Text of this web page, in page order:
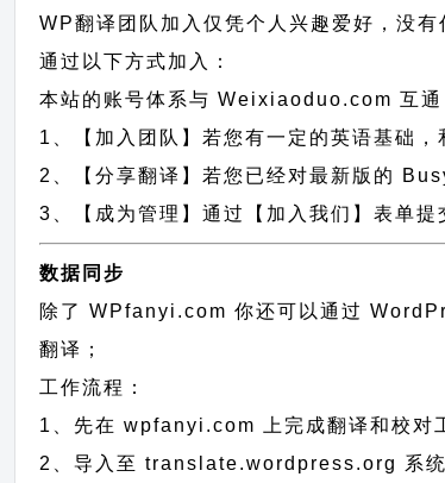
WP翻译团队加入仅凭个人兴趣爱好，没
通过以下方式加入：
本站的账号体系与Weixiaoduo.com 互
1、【加入团队】若您有一定的英语基础
2、【分享翻译】若您已经对最新版的
3、【成为管理】通过【加入我们】表单
数据同步
除了 WPfanyi.com 你还可以通过
翻译；
工作流程：
1、先在 wpfanyi.com 上完成翻译和校对
2、导入至 translate.wordpress.org 系统